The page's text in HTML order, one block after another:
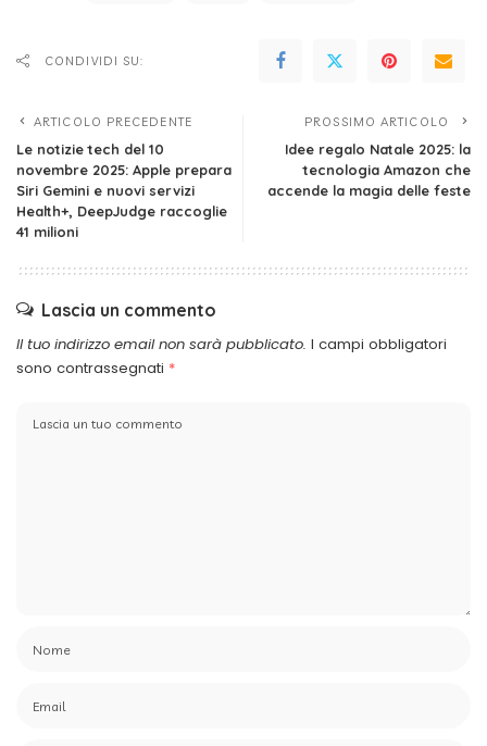
CONDIVIDI SU:
ARTICOLO PRECEDENTE
Le notizie tech del 10
novembre 2025: Apple prepara
Siri Gemini e nuovi servizi
Health+, DeepJudge raccoglie
41 milioni
PROSSIMO ARTICOLO
Idee regalo Natale 2025: la
tecnologia Amazon che
accende la magia delle feste
Lascia un commento
Il tuo indirizzo email non sarà pubblicato. I campi obbligatori
sono contrassegnati *